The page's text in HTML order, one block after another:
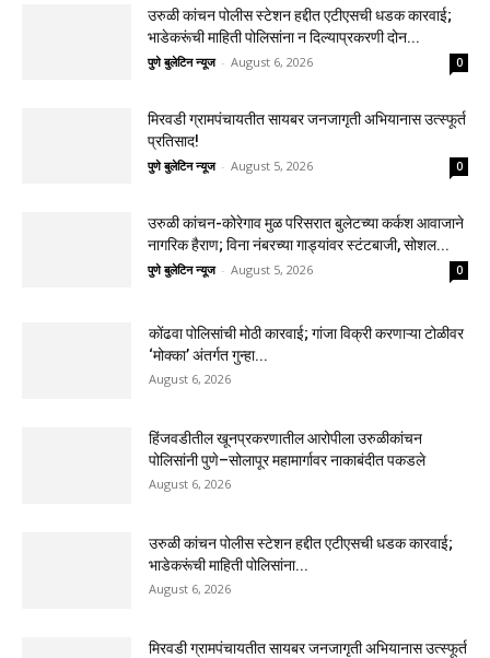
उरुळी कांचन पोलीस स्टेशन हद्दीत एटीएसची धडक कारवाई;
भाडेकरूंची माहिती पोलिसांना न दिल्याप्रकरणी दोन...
पुणे बुलेटिन न्यूज - August 6, 2026 0
मिरवडी ग्रामपंचायतीत सायबर जनजागृती अभियानास उत्स्फूर्त
प्रतिसाद!
पुणे बुलेटिन न्यूज - August 5, 2026 0
उरुळी कांचन-कोरेगाव मुळ परिसरात बुलेटच्या कर्कश आवाजाने
नागरिक हैराण; विना नंबरच्या गाड्यांवर स्टंटबाजी, सोशल...
पुणे बुलेटिन न्यूज - August 5, 2026 0
कोंढवा पोलिसांची मोठी कारवाई; गांजा विक्री करणाऱ्या टोळीवर
‘मोक्का’ अंतर्गत गुन्हा...
August 6, 2026
हिंजवडीतील खूनप्रकरणातील आरोपीला उरुळीकांचन
पोलिसांनी पुणे–सोलापूर महामार्गावर नाकाबंदीत पकडले
August 6, 2026
उरुळी कांचन पोलीस स्टेशन हद्दीत एटीएसची धडक कारवाई;
भाडेकरूंची माहिती पोलिसांना...
August 6, 2026
मिरवडी ग्रामपंचायतीत सायबर जनजागृती अभियानास उत्स्फूर्त